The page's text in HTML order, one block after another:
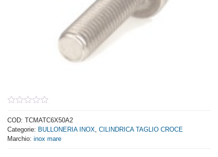
out
of
5
COD: TCMATC6X50A2
Categorie: BULLONERIA INOX, CILINDRICA TAGLIO CROCE
Marchio: inox mare